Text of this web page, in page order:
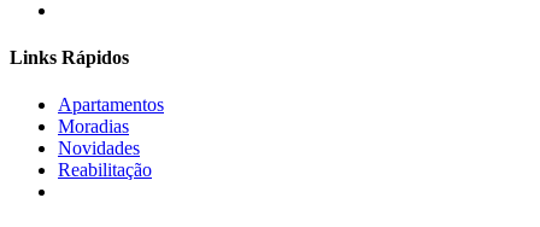
Links Rápidos
Apartamentos
Moradias
Novidades
Reabilitação